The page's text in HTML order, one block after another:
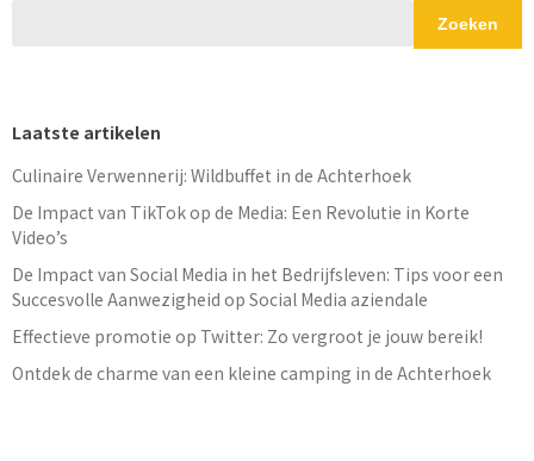
Zoeken
Laatste artikelen
Culinaire Verwennerij: Wildbuffet in de Achterhoek
De Impact van TikTok op de Media: Een Revolutie in Korte
Video’s
De Impact van Social Media in het Bedrijfsleven: Tips voor een
Succesvolle Aanwezigheid op Social Media aziendale
Effectieve promotie op Twitter: Zo vergroot je jouw bereik!
Ontdek de charme van een kleine camping in de Achterhoek